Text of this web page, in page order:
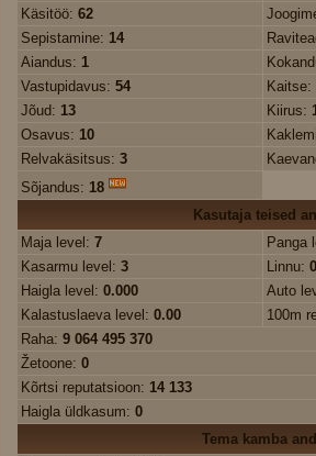
Käsitöö: 62
Sepistamine: 14
Aiandus: 1
Vastupidavus: 54
Kaitse:
Jõud: 13 Kiirus:
Osavus: 10
Relvakäsitsus: 3
Sõjandus: 18
Kasutaja teised
Maja level: 7
Panga
Kasarmu level: 3 Linnu: 0
Haigla level: 0.000
Auto
Kalastuslaeva level: 0.00
100m
Raha: 9 064 495 370
Žetoone: 0
Kõrtsi reputatsioon: 14 133
Haigla üldkasum: 0
Tema kamba